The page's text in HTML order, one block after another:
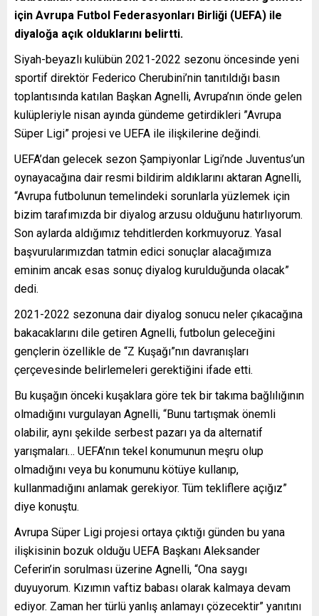
için Avrupa Futbol Federasyonları Birliği (UEFA) ile
diyaloğa açık olduklarını belirtti.
Siyah-beyazlı kulübün 2021-2022 sezonu öncesinde yeni
sportif direktör Federico Cherubini’nin tanıtıldığı basın
toplantısında katılan Başkan Agnelli, Avrupa’nın önde gelen
kulüpleriyle nisan ayında gündeme getirdikleri ”Avrupa
Süper Ligi” projesi ve UEFA ile ilişkilerine değindi.
UEFA’dan gelecek sezon Şampiyonlar Ligi’nde Juventus’un
oynayacağına dair resmi bildirim aldıklarını aktaran Agnelli,
“Avrupa futbolunun temelindeki sorunlarla yüzlemek için
bizim tarafımızda bir diyalog arzusu olduğunu hatırlıyorum.
Son aylarda aldığımız tehditlerden korkmuyoruz. Yasal
başvurularımızdan tatmin edici sonuçlar alacağımıza
eminim ancak esas sonuç diyalog kurulduğunda olacak”
dedi.
2021-2022 sezonuna dair diyalog sonucu neler çıkacağına
bakacaklarını dile getiren Agnelli, futbolun geleceğini
gençlerin özellikle de “Z Kuşağı”nın davranışları
çerçevesinde belirlemeleri gerektiğini ifade etti.
Bu kuşağın önceki kuşaklara göre tek bir takıma bağlılığının
olmadığını vurgulayan Agnelli, “Bunu tartışmak önemli
olabilir, aynı şekilde serbest pazarı ya da alternatif
yarışmaları… UEFA’nın tekel konumunun meşru olup
olmadığını veya bu konumunu kötüye kullanıp,
kullanmadığını anlamak gerekiyor. Tüm tekliflere açığız”
diye konuştu.
Avrupa Süper Ligi projesi ortaya çıktığı günden bu yana
ilişkisinin bozuk olduğu UEFA Başkanı Aleksander
Ceferin’in sorulması üzerine Agnelli, “Ona saygı
duyuyorum. Kızımın vaftiz babası olarak kalmaya devam
ediyor. Zaman her türlü yanlış anlamayı çözecektir” yanıtını